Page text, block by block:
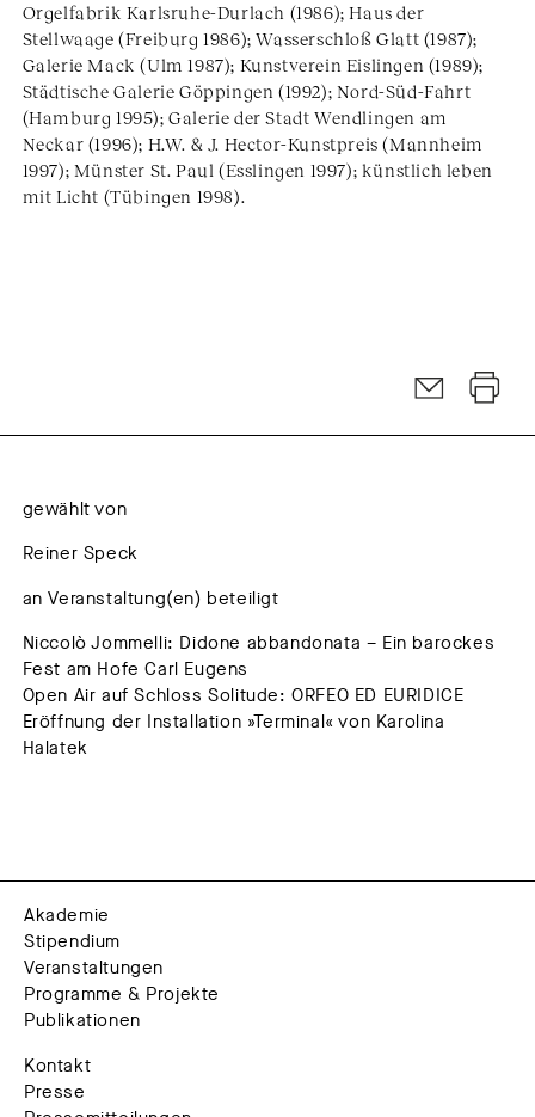
Orgelfabrik Karlsruhe-Durlach (1986); Haus der
Stellwaage (Freiburg 1986); Wasserschloß Glatt (1987);
Galerie Mack (Ulm 1987); Kunstverein Eislingen (1989);
Städtische Galerie Göppingen (1992); Nord-Süd-Fahrt
(Hamburg 1995); Galerie der Stadt Wendlingen am
Neckar (1996); H.W. & J. Hector-Kunstpreis (Mannheim
1997); Münster St. Paul (Esslingen 1997); künstlich leben
mit Licht (Tübingen 1998).
gewählt von
Reiner Speck
an Veranstaltung(en) beteiligt
Niccolò Jommelli: Didone abbandonata – Ein barockes
Fest am Hofe Carl Eugens
Open Air auf Schloss Solitude: ORFEO ED EURIDICE
Eröffnung der Installation »Terminal« von Karolina
Halatek
Akademie
Stipendium
Veranstaltungen
Programme & Projekte
Publikationen
Kontakt
Presse